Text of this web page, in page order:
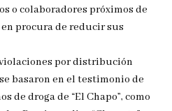
o colaboradores próximos de
procura de reducir sus
por distribución
basaron en el testimonio de
de droga de “El Chapo”, como